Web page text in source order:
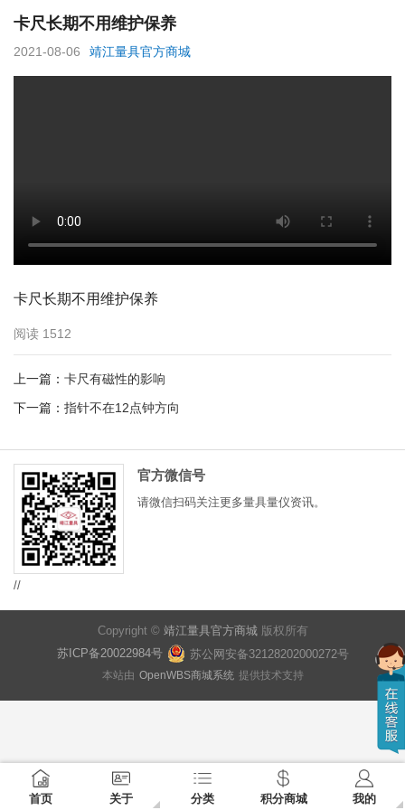
首页 关于 分类 积分商城 我的
卡尺长期不用维护保养
2021-08-06 靖江量具官方商城
卡尺长期不用维护保养
阅读 1512
上一篇： 卡尺有磁性的影响
下一篇： 指针不在12点钟方向
官方微信号
请微信扫码关注更多量具量仪资讯。
//
Copyright © 靖江量具官方商城版权所有
苏ICP备20022984号
苏公网安备32128202000272号
本站由 OpenWBS商城系统 提供技术支持